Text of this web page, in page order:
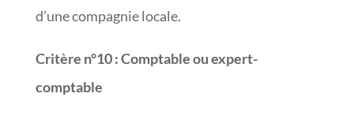
d’une compagnie locale.
Critère n°10:Comptable ou expert-
comptable